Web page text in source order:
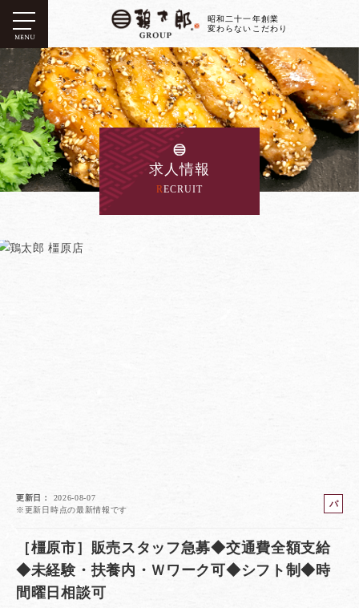
昭和二十一年創業
変わらないこだわり
MENU
求人情報
RECRUIT
更新日
2026-08-07
※更新日時点の最新情報です
パ
［橿原市］販売スタッフ急募◆交通費全額支給
◆未経験・扶養内・Ｗワーク可◆シフト制◆時
間曜日相談可